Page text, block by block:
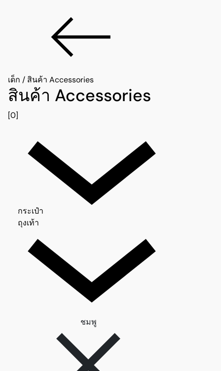
เด็ก / สินค้า Accessories
สินค้า Accessories
[0]
กระเป๋า
ถุงเท้า
ชมพูลบตัวกรอง ชมพู